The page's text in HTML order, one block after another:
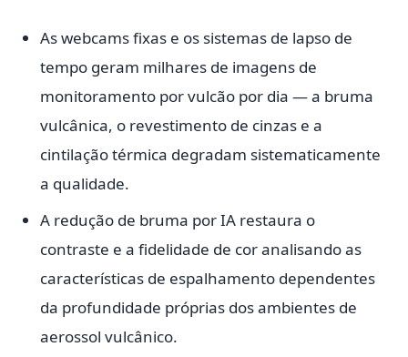
As webcams fixas e os sistemas de lapso de
tempo geram milhares de imagens de
monitoramento por vulcão por dia — a bruma
vulcânica, o revestimento de cinzas e a
cintilação térmica degradam sistematicamente
a qualidade.
A redução de bruma por IA restaura o
contraste e a fidelidade de cor analisando as
características de espalhamento dependentes
da profundidade próprias dos ambientes de
aerossol vulcânico.